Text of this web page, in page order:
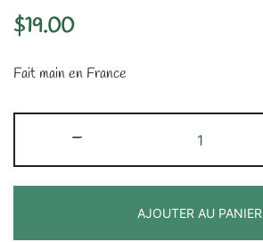
$19.00
Fait main en France
-
de
Bracelet
Serpentine
AJOUTER AU PANIER